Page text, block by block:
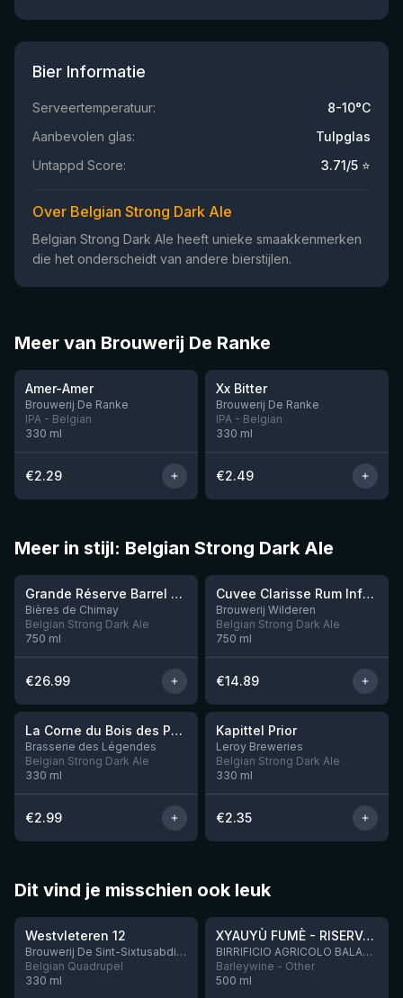
Bier Informatie
Serveertemperatuur:
8-10°C
Aanbevolen glas:
Tulpglas
Untappd Score:
3.71/5 ⭐
Over Belgian Strong Dark Ale
Belgian Strong Dark Ale heeft unieke smaakkenmerken
die het onderscheidt van andere bierstijlen.
Meer van Brouwerij De Ranke
★3.36
Amer-Amer
Brouwerij De Ranke
IPA - Belgian
330 ml
€2.29
★3.47
Xx Bitter
Brouwerij De Ranke
IPA - Belgian
330 ml
€2.49
Meer in stijl: Belgian Strong Dark Ale
Nog 1
★4.15
Grande Réserve Barrel Fermented Rhum 2025 (75cl)
Bières de Chimay
Belgian Strong Dark Ale
750 ml
€26.99
Nog 1Cuvee Clarisse Rum Infused
Brouwerij Wilderen
Belgian Strong Dark Ale
750 ml
€14.89
★3.46
La Corne du Bois des Pendus Black
Brasserie des Légendes
Belgian Strong Dark Ale
330 ml
€2.99
★ 3.44
Kapittel Prior
Leroy Breweries
Belgian Strong Dark Ale
330 ml
€2.35
Dit vind je misschien ook leuk
★4.46
Westvleteren 12
Brouwerij De Sint-Sixtusabdij van Westvleteren
Belgian Quadrupel
330 ml
★4.48
XYAUYÙ FUMÈ - RISERVA 2019
BIRRIFICIO AGRICOLO BALADIN - Baladin Indipendente Italian Farm Brewery
Barleywine - Other
500 ml